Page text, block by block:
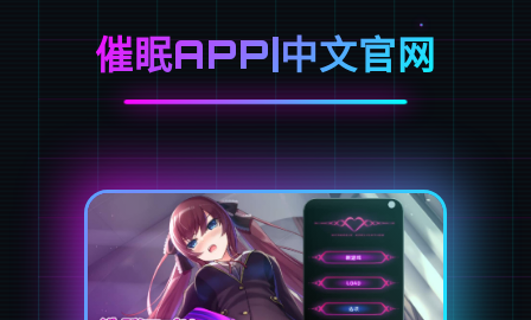
催眠APP|中文官网